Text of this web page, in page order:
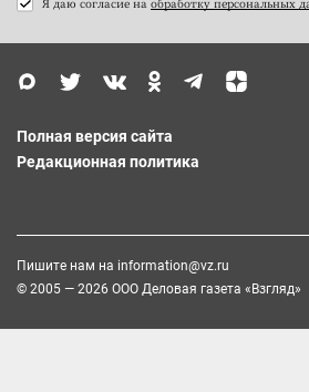
Полная версия сайта
Редакционная политика
Пишите нам на information@vz.ru
© 2005 — 2026 ООО Деловая газета «Взгляд»